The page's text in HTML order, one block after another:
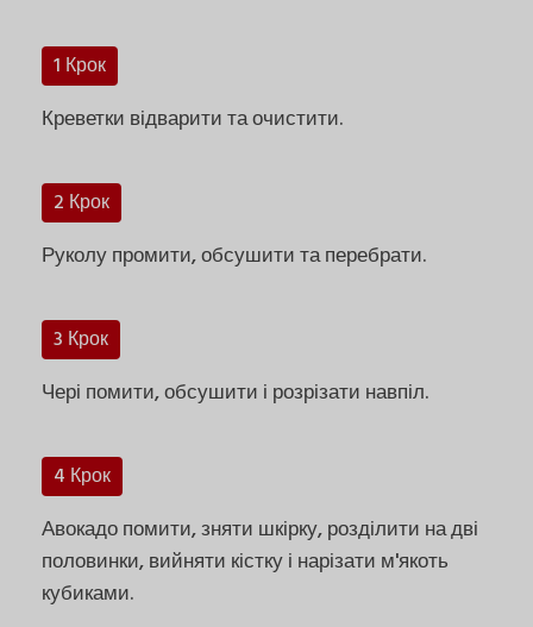
1 Крок
Креветки відварити та очистити.
2 Крок
Руколу промити, обсушити та перебрати.
3 Крок
Чері помити, обсушити і розрізати навпіл.
4 Крок
Авокадо помити, зняти шкірку, розділити на дві
половинки, вийняти кістку і нарізати м'якоть
кубиками.